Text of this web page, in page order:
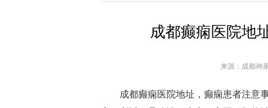
成都癫痫医院地
来源：成都神
成都癫痫医院地址，癫痫患者注意